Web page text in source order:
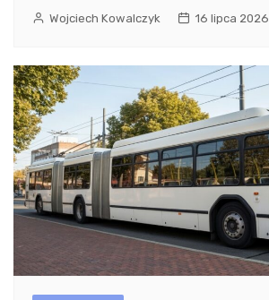
Wojciech Kowalczyk 16 lipca 2026